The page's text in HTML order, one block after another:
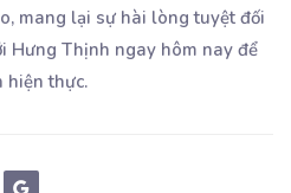
mang lại sự hài lòng tuyệt đối
Hưng Thịnh ngay hôm nay để
hiện thực.